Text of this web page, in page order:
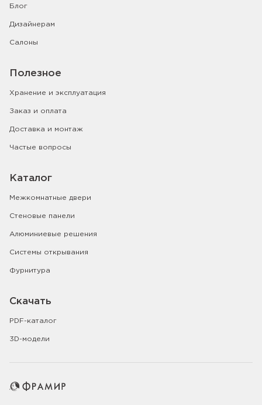
Блог
Дизайнерам
Салоны
Полезное
Хранение и эксплуатация
Заказ и оплата
Доставка и монтаж
Частые вопросы
Каталог
Межкомнатные двери
Стеновые панели
Алюминиевые решения
Системы открывания
Фурнитура
Скачать
PDF-каталог
3D-модели